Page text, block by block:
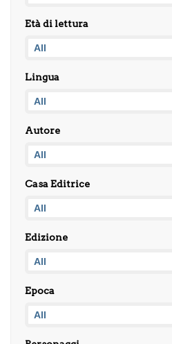
Età di lettura
Lingua
Autore
Casa Editrice
Edizione
Epoca